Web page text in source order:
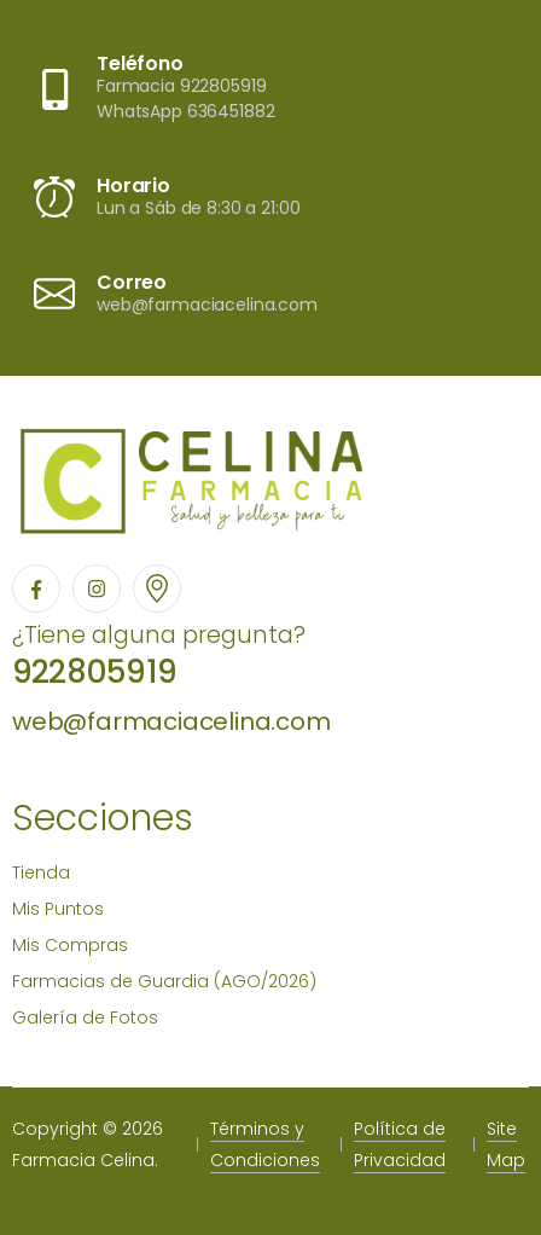
Teléfono
Farmacia 922805919
WhatsApp 636451882
Horario
Lun a Sáb de 8:30 a 21:00
Correo
web@farmaciacelina.com
¿Tiene alguna pregunta?
922805919
web@farmaciacelina.com
Secciones
Tienda
Mis Puntos
Mis Compras
Farmacias de Guardia (AGO/2026)
Galería de Fotos
Copyright © 2026
Farmacia Celina.
Términos y
Condiciones
Política de
Privacidad
Site
Map